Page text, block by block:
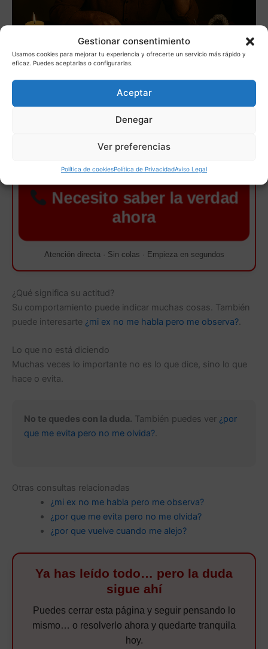
Gestionar consentimiento
Usamos cookies para mejorar tu experiencia y ofrecerte un servicio más rápido y
eficaz. Puedes aceptarlas o configurarlas.
Aceptar
Denegar
Ver preferencias
Política de cookiesPolítica de PrivacidadAviso Legal
Lo estás pensando demasiado
Si has llegado hasta aquí es porque necesitas una
respuesta clara.
No sigas esperando.
Necesito saber la verdad
ahora
Atención directa · Sin colas · Empieza en segundos
¿Qué significa su actitud?
Su comportamiento puede indicar muchas cosas. También
puede interesarte ¿mi ex no me habla pero me observa?
Lo que no está diciendo
Muchas veces lo importante no es lo que dice, sino lo que
hace o evita.
No te quedes con la duda. También puedes ver ¿por
que me evita pero no me olvida?.
Otras consultas relacionadas
¿mi ex no me habla pero me observa?
¿por que me evita pero no me olvida?
¿por que vuelve cuando me alejo?
Ya has leído todo… pero la duda
sigue ahí
Puedes cerrar esta página y seguir pensando lo
mismo… o resolverlo ahora y quedarte tranquila
hoy.